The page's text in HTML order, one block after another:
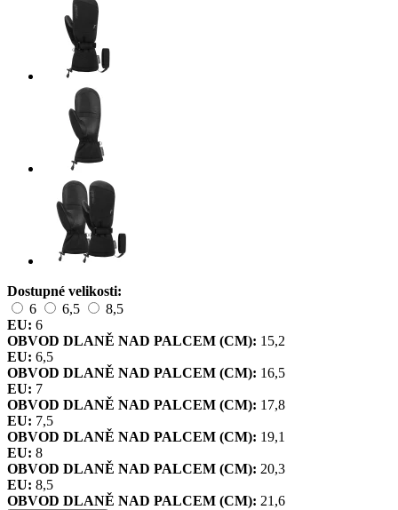
Dostupné velikosti:
6
6,5
8,5
EU: 6
OBVOD DLANĚ NAD PALCEM (CM): 15,2
EU: 6,5
OBVOD DLANĚ NAD PALCEM (CM): 16,5
EU: 7
OBVOD DLANĚ NAD PALCEM (CM): 17,8
EU: 7,5
OBVOD DLANĚ NAD PALCEM (CM): 19,1
EU: 8
OBVOD DLANĚ NAD PALCEM (CM): 20,3
EU: 8,5
OBVOD DLANĚ NAD PALCEM (CM): 21,6